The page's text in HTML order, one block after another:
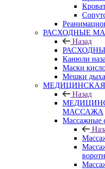
РАСХОДНЫЕ
Назад
Канюли
Маски
Мешки
Назад
МАССАЖА
Массажные